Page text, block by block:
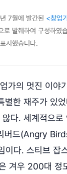
7월에 발간된 <창업
로 발췌하여 구성하였
시했습니다.
가의 멋진 이야
별한 재주가 있
다. 세계적으
버드(Angry
이다. 스티브 잡
겨우 200대 정